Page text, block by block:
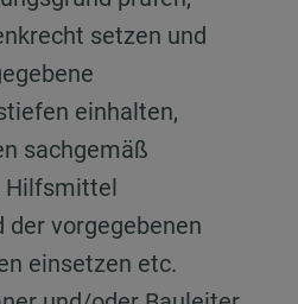
setzen und
einhalten,
sachgemäß
Hilfsmittel
der vorgegebenen
einsetzen etc.